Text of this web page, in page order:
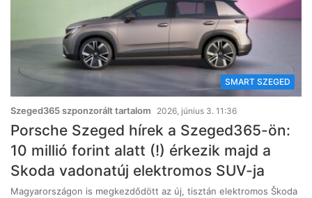
SMART SZEGED
Szeged365 szponzorált tartalom 2026, június 3. 11:36
Porsche Szeged hírek a Szeged365-ön:
10 millió forint alatt (!) érkezik majd a
Skoda vadonatúj elektromos SUV-ja
Magyarországon is megkezdődött az új, tisztán elektromos Škoda